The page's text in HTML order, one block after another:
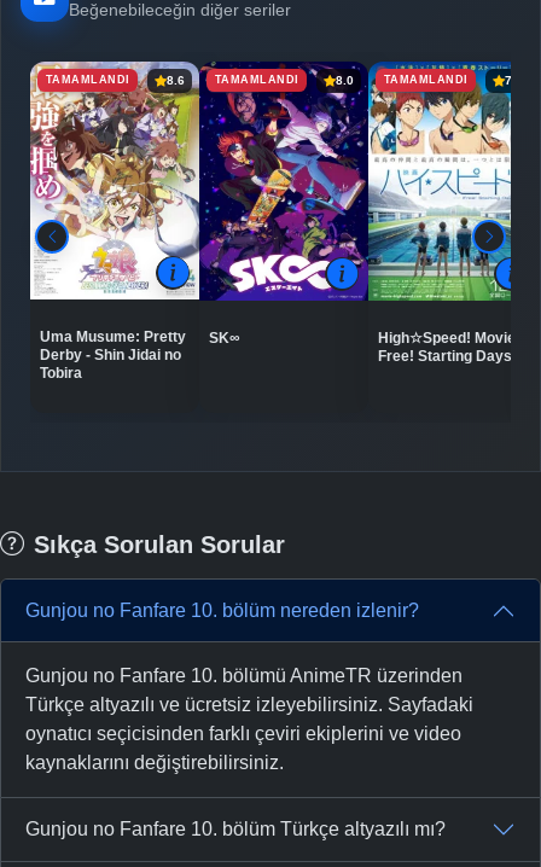
Beğenebileceğin diğer seriler
TAMAMLANDI 8.6
Uma Musume: Pretty
Derby - Shin Jidai no
Tobira
TAMAMLANDI 8.0
SK∞
TAMAMLANDI 7.9
High☆Speed! Movie:
Free! Starting Days
Sıkça Sorulan Sorular
Gunjou no Fanfare 10. bölüm nereden izlenir?
Gunjou no Fanfare 10. bölümü AnimeTR üzerinden
Türkçe altyazılı ve ücretsiz izleyebilirsiniz. Sayfadaki
oynatıcı seçicisinden farklı çeviri ekiplerini ve video
kaynaklarını değiştirebilirsiniz.
Gunjou no Fanfare 10. bölüm Türkçe altyazılı mı?